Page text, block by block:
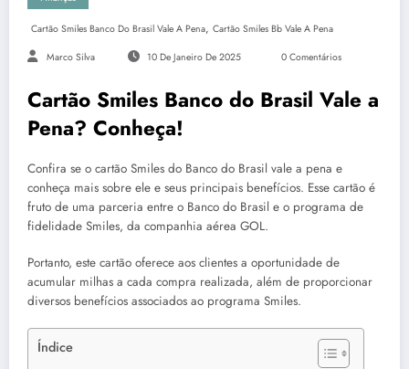
Cartão Smiles Banco Do Brasil Vale A Pena, Cartão Smiles Bb Vale A Pena
Marco Silva 10 De Janeiro De 2025 0 Comentários
Cartão Smiles Banco do Brasil Vale a
Pena? Conheça!
Confira se o cartão Smiles do Banco do Brasil vale a pena e
conheça mais sobre ele e seus principais benefícios. Esse cartão é
fruto de uma parceria entre o Banco do Brasil e o programa de
fidelidade Smiles, da companhia aérea GOL.
Portanto, este cartão oferece aos clientes a oportunidade de
acumular milhas a cada compra realizada, além de proporcionar
diversos benefícios associados ao programa Smiles.
Índice